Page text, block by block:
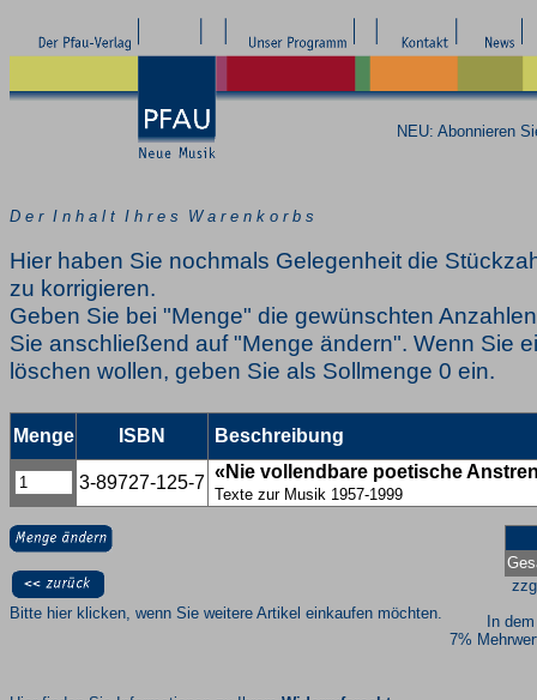
NEU: Abonnieren
D e r I n h a l t I h r e s W a r e n k o r b s
Hier haben Sie nochmals Gelegenheit die
zu korrigieren.
Geben Sie bei "Menge" die gewünschten
Sie anschließend auf "Menge ändern". Wenn Sie
löschen wollen, geben Sie als Sollmenge 0 ein.
Menge ISBN Beschreibung
3-89727-125-7
«Nie vollendbare poetische
Texte zur Musik 1957-1999
In
7%
Bitte hier klicken, wenn Sie weitere Artikel einkaufen möchten.